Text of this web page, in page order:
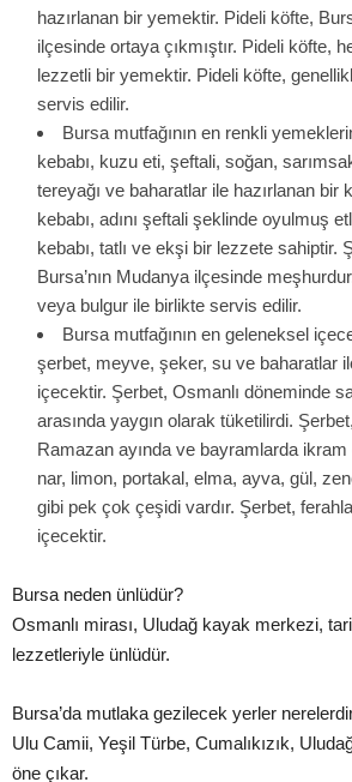
hazırlanan bir yemektir. Pideli köfte,
ilçesinde ortaya çıkmıştır. Pideli köfte,
lezzetli bir yemektir. Pideli köfte,
servis edilir.
Bursa mutfağının en renkli
kebabı, kuzu eti, şeftali, soğan,
tereyağı ve baharatlar ile hazırlanan bir
kebabı, adını şeftali şeklinde oyulmuş
kebabı, tatlı ve ekşi bir lezzete sahiptir.
Bursa’nın Mudanya ilçesinde
veya bulgur ile birlikte servis edilir.
Bursa mutfağının en geleneksel
şerbet, meyve, şeker, su ve baharatlar
içecektir. Şerbet, Osmanlı döneminde
arasında yaygın olarak tüketilirdi.
Ramazan ayında ve bayramlarda
nar, limon, portakal, elma, ayva, gül,
gibi pek çok çeşidi vardır. Şerbet,
içecektir.
Bursa neden ünlüdür?
Osmanlı mirası, Uludağ kayak merkezi,
lezzetleriyle ünlüdür.
Bursa’da mutlaka gezilecek yerler
Ulu Camii, Yeşil Türbe, Cumalıkızık,
öne çıkar.